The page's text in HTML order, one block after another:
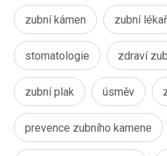
zubní kámen zubní lékař
stomatologie zdraví
zubní plak úsměv
prevence zubního kamene